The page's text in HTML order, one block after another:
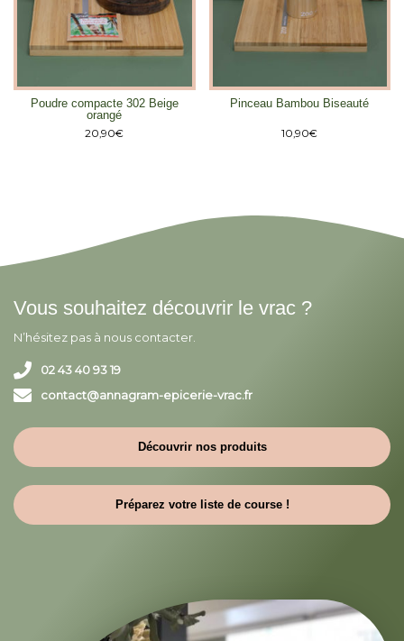
Poudre compacte 302 Beige
orangé
20,90€
Pinceau Bambou Biseauté
10,90€
Vous souhaitez découvrir le vrac ?
N’hésitez pas à nous contacter.
02 43 40 93 19
contact@annagram-epicerie-vrac.fr
Découvrir nos produits
Préparez votre liste de course !